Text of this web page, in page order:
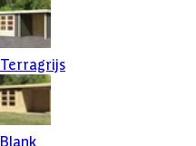
Terragrijs
Blank